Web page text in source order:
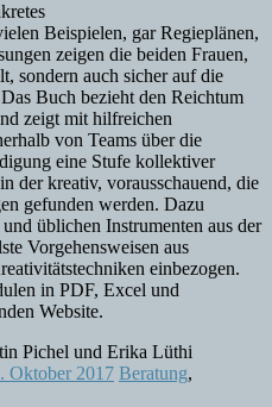
Beispielen, gar Regieplänen,
zeigen die beiden Frauen,
sondern auch sicher auf die
Buch bezieht den Reichtum
zeigt mit hilfreichen
von Teams über die
eine Stufe kollektiver
der kreativ, vorausschauend, die
gefunden werden. Dazu
üblichen Instrumenten aus der
Vorgehensweisen aus
einbezogen.
in PDF, Excel und
Website.
Pichel und Erika Lüthi
Oktober 2017 Beratung,